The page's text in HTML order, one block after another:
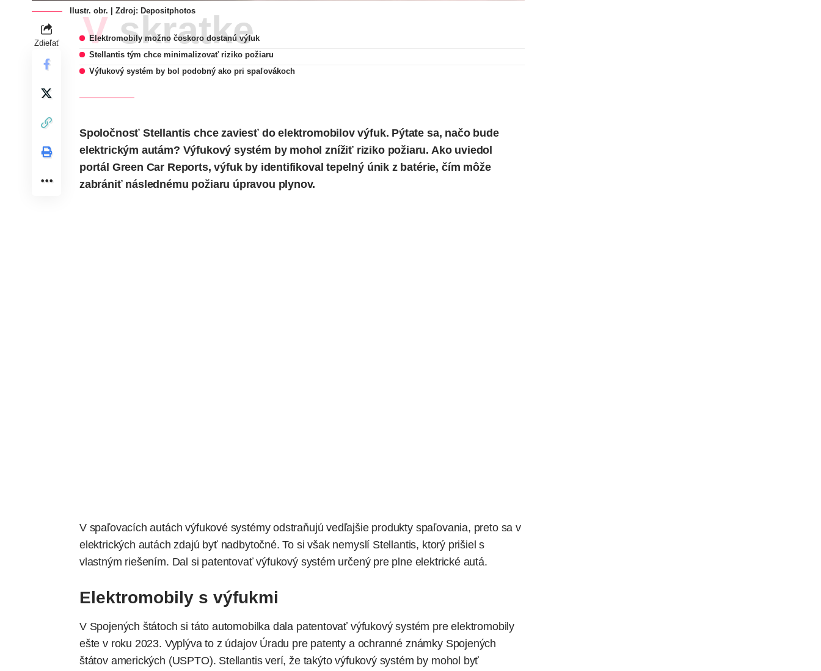
Ilustr. obr. | Zdroj: Depositphotos
Zdieľať V skratke
Elektromobily možno čoskoro dostanú výfuk
Stellantis tým chce minimalizovať riziko požiaru
Výfukový systém by bol podobný ako pri spaľovákoch
Spoločnosť Stellantis chce zaviesť do elektromobilov výfuk. Pýtate sa, načo bude
elektrickým autám? Výfukový systém by mohol znížiť riziko požiaru. Ako uviedol
portál Green Car Reports, výfuk by identifikoval tepelný únik z batérie, čím môže
zabrániť následnému požiaru úpravou plynov.
V spaľovacích autách výfukové systémy odstraňujú vedľajšie produkty spaľovania, preto sa v
elektrických autách zdajú byť nadbytočné. To si však nemyslí Stellantis, ktorý prišiel s
vlastným riešením. Dal si patentovať výfukový systém určený pre plne elektrické autá.
Elektromobily s výfukmi
V Spojených štátoch si táto automobilka dala patentovať výfukový systém pre elektromobily
ešte v roku 2023. Vyplýva to z údajov Úradu pre patenty a ochranné známky Spojených
štátov amerických (USPTO). Stellantis verí, že takýto výfukový systém by mohol byť